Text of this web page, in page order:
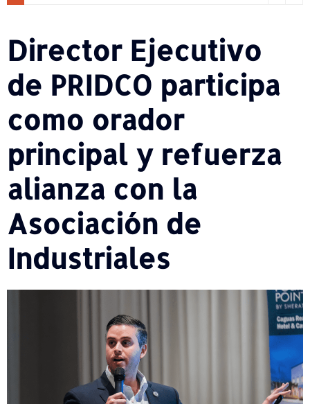
Director Ejecutivo
de PRIDCO participa
como orador
principal y refuerza
alianza con la
Asociación de
Industriales